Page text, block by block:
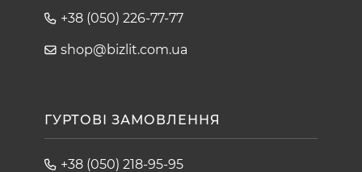
+38 (050) 226-77-77
shop@bizlit.com.ua
ГУРТОВІ ЗАМОВЛЕННЯ
+38 (050) 218-95-95